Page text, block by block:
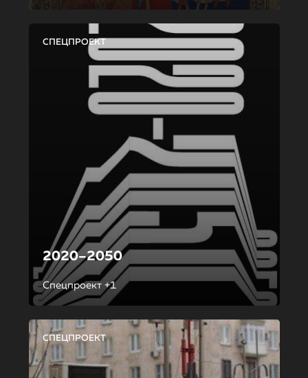
СПЕЦПРОЕКТ
2020–2050
Спецпроект +1
СПЕЦПРОЕКТ